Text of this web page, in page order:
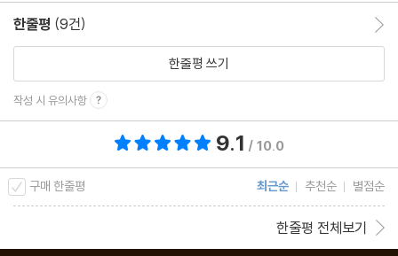
한줄평 (9건)
한줄평 쓰기
작성 시 유의사항
9.1 / 10.0
구매 한줄평 최근순 추천순 별점순
한줄평 전체보기